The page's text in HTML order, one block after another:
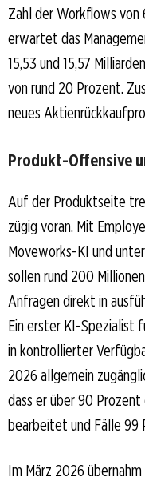
Zahl der Workflows
erwartet das
15,53 und 15,57
von rund 20 Prozent.
neues
Produkt-Offensive
Auf der Produktseite
zügig voran. Mit
Moveworks-KI und
sollen rund 200
Anfragen direkt in
Ein erster KI-Spezialist
in kontrollierter
2026 allgemein
dass er über 90
bearbeitet und Fälle 99
Im März 2026